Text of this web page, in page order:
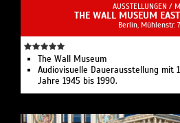
AUSSTELLUNGEN /
THE WALL MUSEUM
Berlin, Mühlenstr.
The Wall Museum
Audiovisuelle Dauerausstellung mit
Jahre 1945 bis 1990.